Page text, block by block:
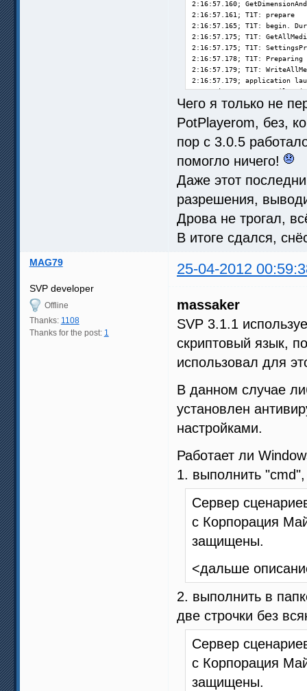
2:16:57.160;
2:16:57.161; T1T: prepare
2:16:57.165; T1T: begin.
2:16:57.175; T1T:
2:16:57.175; T1T:
2:16:57.178; T1T: Preparing
2:16:57.179; T1T:
2:16:57.179; application
command: C:\Program Files
parameters: main
write to log: True.
2:16:57.696; T1T: SVPMgr
2:16:57.716; T1T: Playback
23.976 * (5 : 2) = 59.94 fps
2:16:57.716;
2:16:58.115; Error: Error
Import: couldn't open
. Duration: 4210 ms
2:17:02.326; RefreshSVP
Чего я только не
PotPlayerom, без,
пор с 3.0.5
помогло ничего!
Даже этот
разрешения,
Дрова не трогал,
В итоге сдался,
MAG79 25-04-2012
SVP developer
Offline
Thanks: 1108
Thanks for the post: 1
massaker
SVP 3.1.1
скриптовый язык,
использовал для
В данном случае
установлен
настройками.
Работает ли
1. выполнить
Сервер
c Корпорация
защищены.
<дальше
2. выполнить в
две строчки без
Сервер
c Корпорация
защищены.